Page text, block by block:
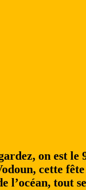
on est
cette
l’océan, tout